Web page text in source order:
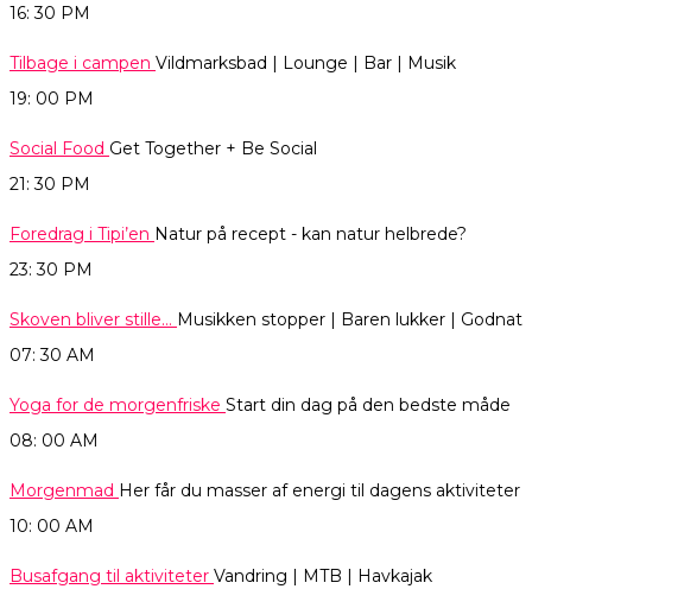
16: 30 PM
Tilbage i campen Vildmarksbad | Lounge | Bar | Musik
19: 00 PM
Social Food Get Together + Be Social
21: 30 PM
Foredrag i Tipi’en Natur på recept - kan natur helbrede?
23: 30 PM
Skoven bliver stille… Musikken stopper | Baren lukker | Godnat
07: 30 AM
Yoga for de morgenfriske Start din dag på den bedste måde
08: 00 AM
Morgenmad Her får du masser af energi til dagens aktiviteter
10: 00 AM
Busafgang til aktiviteter Vandring | MTB | Havkajak